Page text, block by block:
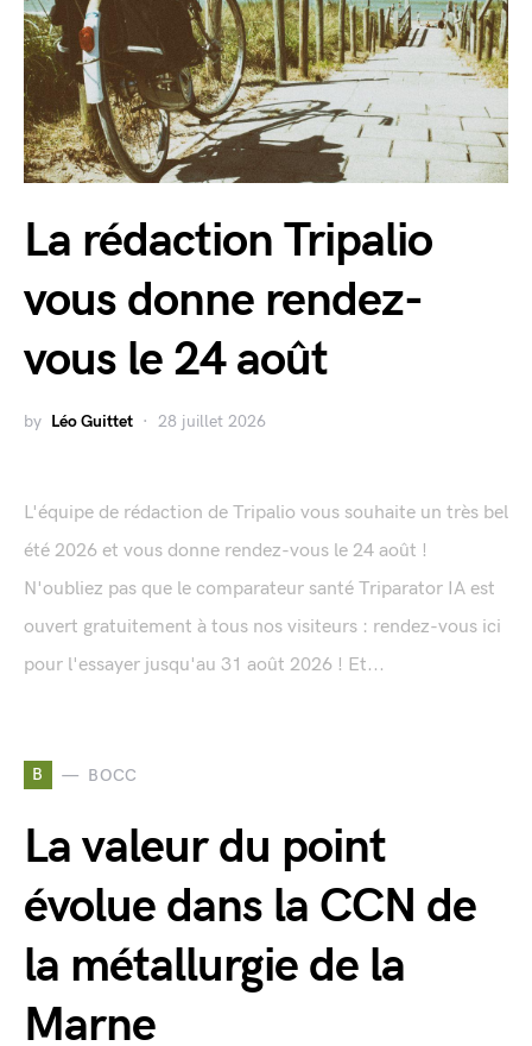
La rédaction Tripalio
vous donne rendez-
vous le 24 août
by Léo Guittet 28 juillet 2026
L'équipe de rédaction de Tripalio vous souhaite un très bel
été 2026 et vous donne rendez-vous le 24 août !
N'oubliez pas que le comparateur santé Triparator IA est
ouvert gratuitement à tous nos visiteurs : rendez-vous ici
pour l'essayer jusqu'au 31 août 2026 ! Et...
B BOCC
La valeur du point
évolue dans la CCN de
la métallurgie de la
Marne